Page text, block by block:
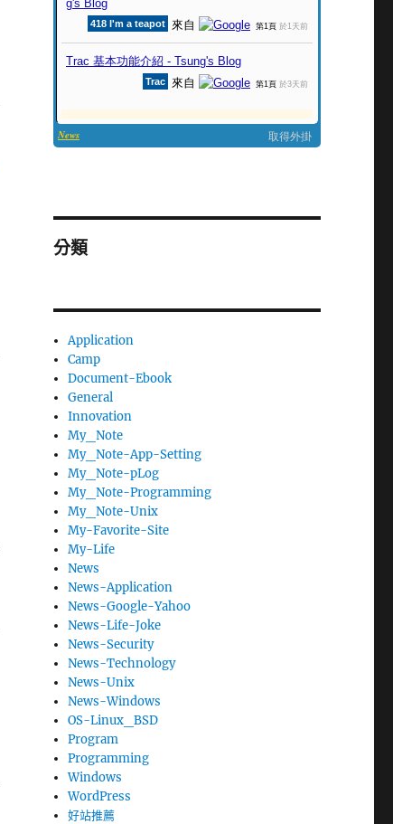
分類
Application
Camp
Document-Ebook
General
Innovation
My_Note
My_Note-App-Setting
My_Note-pLog
My_Note-Programming
My_Note-Unix
My-Favorite-Site
My-Life
News
News-Application
News-Google-Yahoo
News-Life-Joke
News-Security
News-Technology
News-Unix
News-Windows
OS-Linux_BSD
Program
Programming
Windows
WordPress
好站推薦